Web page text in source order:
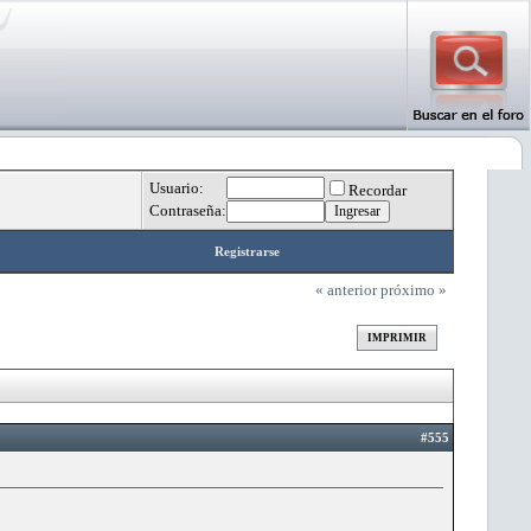
Usuario:
Recordar
Contraseña:
Registrarse
« anterior próximo »
IMPRIMIR
#555